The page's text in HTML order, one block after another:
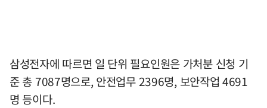
삼성전자에 따르면 일 단위 필요인원은 가처분 신청 기
준 총 7087명으로, 안전업무 2396명, 보안작업 4691
명 등이다.